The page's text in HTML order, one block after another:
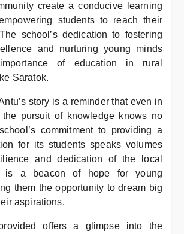
create a conducive learning
students to reach their
school’s dedication to fostering
and nurturing young minds
of education in rural
Saratok.
story is a reminder that even in
the pursuit of knowledge knows no
commitment to providing a
for its students speaks volumes
and dedication of the local
is a beacon of hope for young
them the opportunity to dream big
aspirations.
offers a glimpse into the